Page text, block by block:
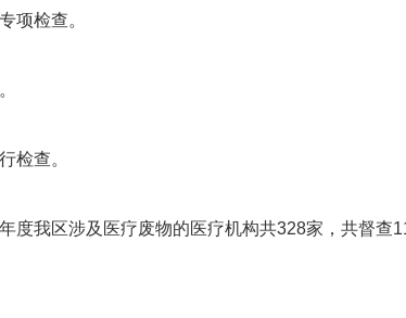
项检查。
检查。
度我区涉及医疗废物的医疗机构共328家，共督查